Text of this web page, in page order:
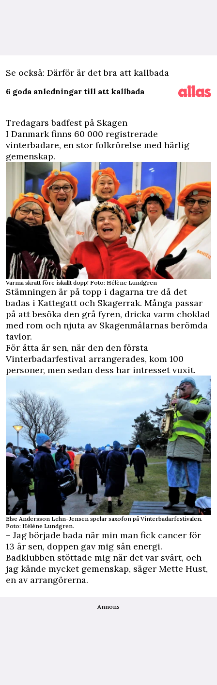
Se också: Därför är det bra att kallbada
6 goda anledningar till att kallbada
Tredagars badfest på Skagen
I Danmark finns 60 000 registrerade
vinterbadare, en stor folkrörelse med härlig
gemenskap.
Varma skratt före iskallt dopp! Foto: Hélène Lundgren
Stämningen är på topp i dagarna tre då det
badas i Kattegatt och Skagerrak. Många passar
på att besöka den grå fyren, dricka varm choklad
med rom och njuta av Skagenmålarnas berömda
tavlor.
För åtta år sen, när den den första
Vinterbadarfestival arrangerades, kom 100
personer, men sedan dess har intresset vuxit.
Else Andersson Lehn-Jensen spelar saxofon på Vinterbadarfestivalen.
Foto: Hélène Lundgren.
– Jag började bada när min man fick cancer för
13 år sen, doppen gav mig sån energi.
Badklubben stöttade mig när det var svårt, och
jag kände mycket gemenskap, säger Mette Hust,
en av arrangörerna.
Annons